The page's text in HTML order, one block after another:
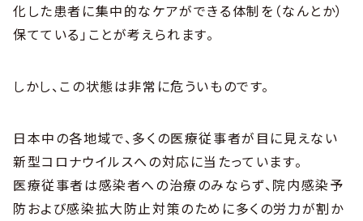
化した患者に集中的なケアができる体制を（なんとか）
保てている」ことが考えられます。
しかし、この状態は非常に危ういものです。
日本中の各地域で、多くの医療従事者が目に見えない
新型コロナウイルスへの対応に当たっています。
医療従事者は感染者への治療のみならず、院内感染予
防および感染拡大防止対策のために多くの労力が割か